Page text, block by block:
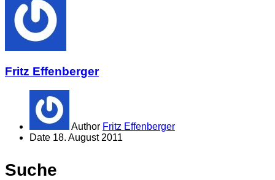
Fritz Effenberger
Author Fritz Effenberger
Date 18. August 2011
Suche